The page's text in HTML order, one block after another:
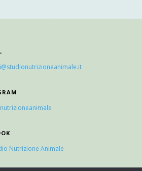
Nutrizione Animale